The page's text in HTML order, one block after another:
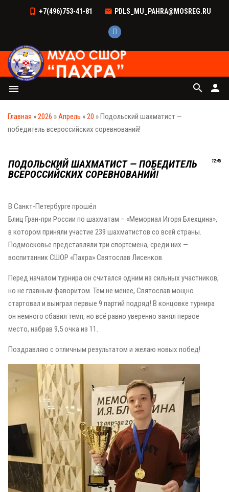
+7(496)753-41-81 PDLS_MU_PAHRA@MOSREG.RU
menu person
search
Главная »2026 »Апрель »20 » Подольский шахматист —
победитель всероссийских соревнований!
12:45
ПОДОЛЬСКИЙ ШАХМАТИСТ — ПОБЕДИТЕЛЬ
ВСЕРОССИЙСКИХ СОРЕВНОВАНИЙ!
В Санкт-Петербурге прошёл
Блиц Гран-при России по шахматам – «Мемориал Игоря Блехцина»,
в котором приняли участие 239 шахматистов со всей страны.
Подмосковье представляли три спортсмена, среди них —
воспитанник СШОР «Пахра» Святослав Лисенков.
Перед началом турнира он считался одним из сильных участников,
но не главным фаворитом. Тем не менее, Святослав мощно
стартовал и выиграл первые 9 партий подряд! В концовке турнира
он немного сбавил темп, но всё равно уверенно занял первое
место, набрав 9,5 очка из 11.
Поздравляю с отличным результатом и желаю новых побед!